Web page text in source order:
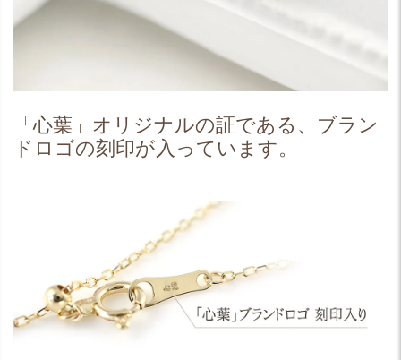
「心葉」オリジナルの証である、ブラン
ドロゴの刻印が入っています。